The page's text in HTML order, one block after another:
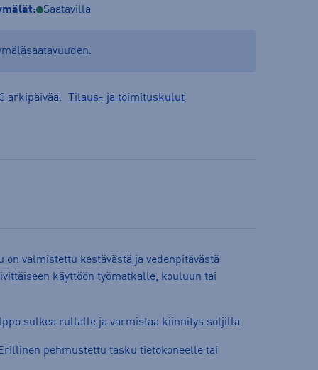
Saatavilla
arkipäivää. Tilaus- ja toimituskulut
on valmistettu kestävästä ja vedenpitävästä
käyttöön työmatkalle, kouluun tai
sulkea rullalle ja varmistaa kiinnitys soljilla.
pehmustettu tasku tietokoneelle tai